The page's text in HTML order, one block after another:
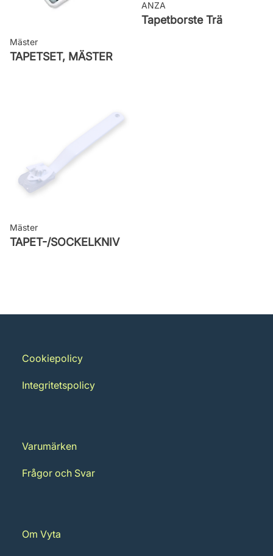
Mäster
TAPETSET, MÄSTER
ANZA
Tapetborste Trä
Mäster
TAPET-/SOCKELKNIV
Cookiepolicy
Integritetspolicy
Varumärken
Frågor och Svar
Om Vyta